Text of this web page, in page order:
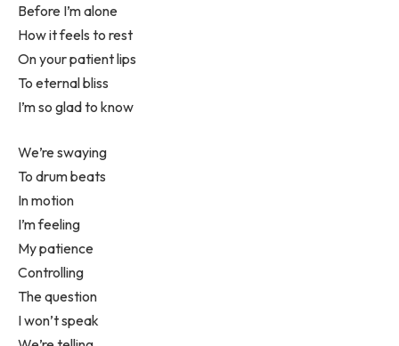
Before I’m alone
How it feels to rest
On your patient lips
To eternal bliss
I’m so glad to know
We’re swaying
To drum beats
In motion
I’m feeling
My patience
Controlling
The question
I won’t speak